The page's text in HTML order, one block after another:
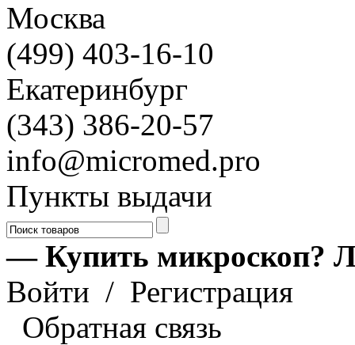
Москва
(499) 403-16-10
Екатеринбург
(343) 386-20-57
info@micromed.pro
Пункты выдачи
— Купить микроскоп?
Войти / Регистрация
Обратная связь